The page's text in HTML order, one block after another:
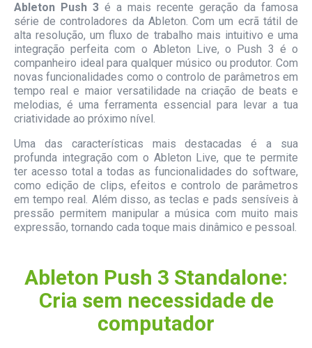
Ableton Push 3 é a mais recente geração da famosa
série de controladores da Ableton. Com um ecrã tátil de
alta resolução, um fluxo de trabalho mais intuitivo e uma
integração perfeita com o Ableton Live, o Push 3 é o
companheiro ideal para qualquer músico ou produtor. Com
novas funcionalidades como o controlo de parâmetros em
tempo real e maior versatilidade na criação de beats e
melodias, é uma ferramenta essencial para levar a tua
criatividade ao próximo nível.
Uma das características mais destacadas é a sua
profunda integração com o Ableton Live, que te permite
ter acesso total a todas as funcionalidades do software,
como edição de clips, efeitos e controlo de parâmetros
em tempo real. Além disso, as teclas e pads sensíveis à
pressão permitem manipular a música com muito mais
expressão, tornando cada toque mais dinâmico e pessoal.
Ableton Push 3 Standalone:
Cria sem necessidade de
computador